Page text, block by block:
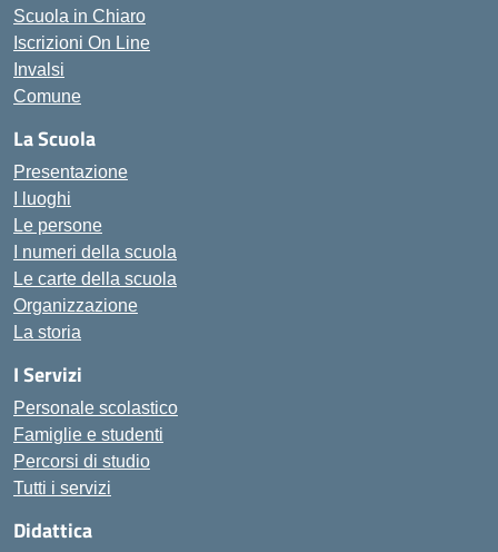
Scuola in Chiaro
Iscrizioni On Line
Invalsi
Comune
La Scuola
Presentazione
I luoghi
Le persone
I numeri della scuola
Le carte della scuola
Organizzazione
La storia
I Servizi
Personale scolastico
Famiglie e studenti
Percorsi di studio
Tutti i servizi
Didattica